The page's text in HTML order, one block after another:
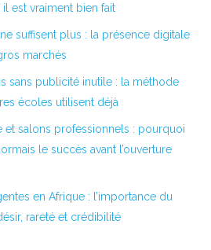
est vraiment bien fait
suffisent plus : la présence digitale
marchés
sans publicité inutile : la méthode
écoles utilisent déjà
et salons professionnels : pourquoi
le succès avant l’ouverture
en Afrique : l’importance du
rareté et crédibilité